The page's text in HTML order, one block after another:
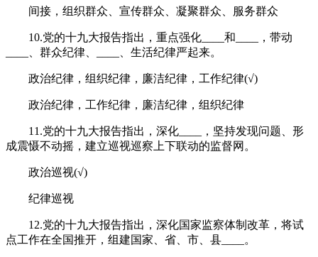
间接，组织群众、宣传群众、凝聚群众、服务群众
10.党的十九大报告指出，重点强化____和____，带动
____、群众纪律、____、生活纪律严起来。
政治纪律，组织纪律，廉洁纪律，工作纪律(√)
政治纪律，工作纪律，廉洁纪律，组织纪律
11.党的十九大报告指出，深化____，坚持发现问题、形
成震慑不动摇，建立巡视巡察上下联动的监督网。
政治巡视(√)
纪律巡视
12.党的十九大报告指出，深化国家监察体制改革，将试
点工作在全国推开，组建国家、省、市、县____。